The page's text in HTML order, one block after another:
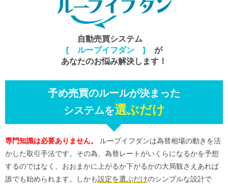
自動売買システム
[ ループイフダン ] が
あなたのお悩み解決します！
予め売買のルールが決まった
システムを選ぶだけ
専門知識は必要ありません。
ループイフダンは為替相場の動きを活
かした取引手法です。その為、為替レートがいくらになるかを予想
するのではなく、おおまかに上がるか下がるかの大局観さえあれば
誰でも始められます。しかも設定を選ぶだけのシンプルな設計で